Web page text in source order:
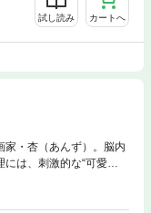
試し読み カートへ
家・杏（あんず）。脳内
は、刺激的な“可愛
々ほっこり、里山お料